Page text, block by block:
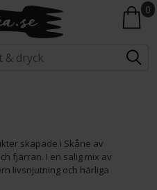
0
skapade i Skåne av
fjärran. I en salig mix av
livsnjutning och härliga